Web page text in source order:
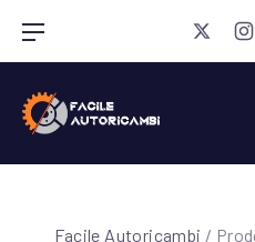
Navigazione barra
New
Facile Autoricambi /